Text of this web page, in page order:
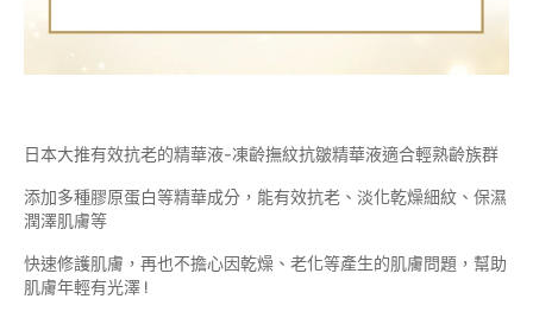
日本大推有效抗老的精華液-凍齡撫紋抗皺精華液適合輕熟齡族群
添加多種膠原蛋白等精華成分，能有效抗老、淡化乾燥細紋、保濕
潤澤肌膚等
快速修護肌膚，再也不擔心因乾燥、老化等產生的肌膚問題，幫助
肌膚年輕有光澤 !